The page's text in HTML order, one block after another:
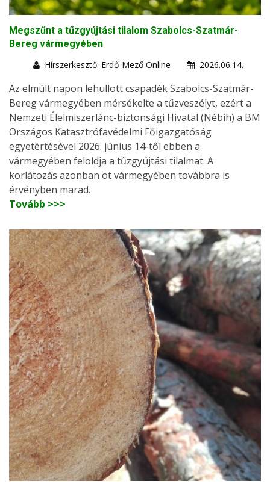
Megszűnt a tűzgyújtási tilalom Szabolcs-Szatmár-
Bereg vármegyében
Hírszerkesztő: Erdő-Mező Online
2026.06.14.
Az elmúlt napon lehullott csapadék Szabolcs-Szatmár-
Bereg vármegyében mérsékelte a tűzveszélyt, ezért a
Nemzeti Élelmiszerlánc-biztonsági Hivatal (Nébih) a BM
Országos Katasztrófavédelmi Főigazgatóság
egyetértésével 2026. június 14-től ebben a
vármegyében feloldja a tűzgyújtási tilalmat. A
korlátozás azonban öt vármegyében továbbra is
érvényben marad.
Tovább >>>